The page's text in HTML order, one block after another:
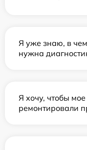
Я уже знаю, в
нужна
Я хочу, чтобы мое
ремонтировали